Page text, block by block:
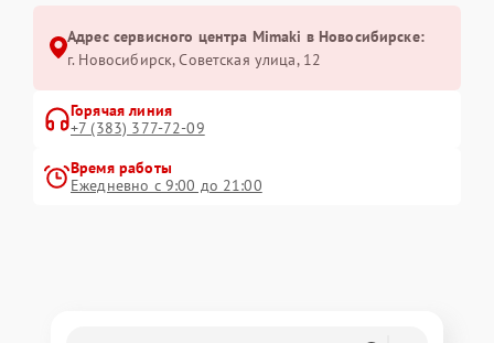
Адрес сервисного центра Mimaki в Новосибирске:
г. Новосибирск, Советская улица, 12
Горячая линия
+7 (383) 377-72-09
Время работы
Ежедневно с 9:00 до 21:00